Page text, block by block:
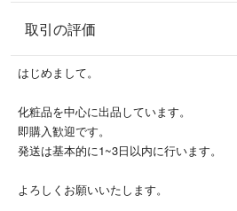
取引の評価
はじめまして。
化粧品を中心に出品しています。
即購入歓迎です。
発送は基本的に1~3日以内に行います。
よろしくお願いいたします。